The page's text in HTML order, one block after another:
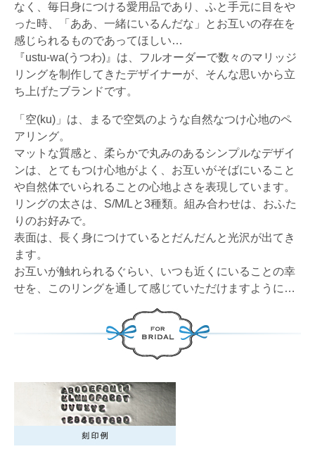
なく、毎日身につける愛用品であり、ふと手元に目をや
った時、「ああ、一緒にいるんだな」とお互いの存在を
感じられるものであってほしい…
『ustu-wa(うつわ)』は、フルオーダーで数々のマリッジ
リングを制作してきたデザイナーが、そんな思いから立
ち上げたブランドです。
「空(ku)」は、まるで空気のような自然なつけ心地のペ
アリング。
マットな質感と、柔らかで丸みのあるシンプルなデザイ
ンは、とてもつけ心地がよく、お互いがそばにいること
や自然体でいられることの心地よさを表現しています。
リングの太さは、S/M/Lと3種類。組み合わせは、おふた
りのお好みで。
表面は、長く身につけているとだんだんと光沢が出てき
ます。
お互いが触れられるぐらい、いつも近くにいることの幸
せを、このリングを通して感じていただけますように…